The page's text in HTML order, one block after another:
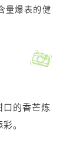
量爆表的健
口的香芒炼
。